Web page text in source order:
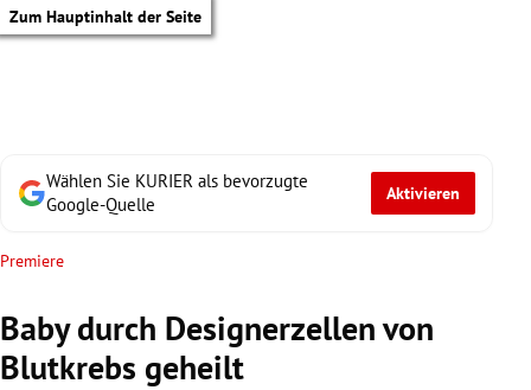
Zum Hauptinhalt der Seite
Wählen Sie KURIER als bevorzugte
Google-Quelle
Aktivieren
Premiere
Baby durch Designerzellen von
Blutkrebs geheilt